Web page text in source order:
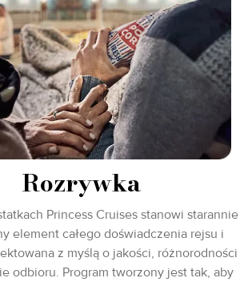
Rozrywka
Princess Cruises stanowi starannie
element całego doświadczenia rejsu i
z myślą o jakości, różnorodności
odbioru. Program tworzony jest tak, aby